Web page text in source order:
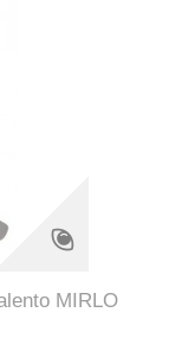
MIRLO